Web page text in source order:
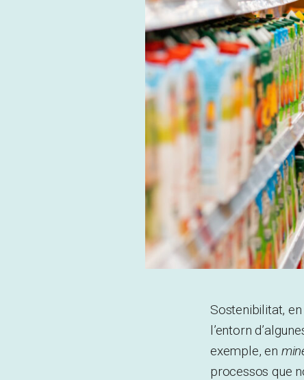
Sostenibilitat,
l’entorn
exemple, en
processos que